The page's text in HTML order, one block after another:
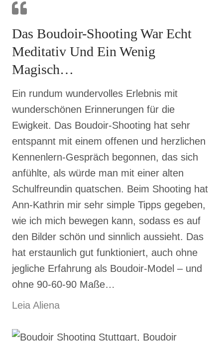
Das Boudoir-Shooting War Echt
Meditativ Und Ein Wenig
Magisch…
Ein rundum wundervolles Erlebnis mit
wunderschönen Erinnerungen für die
Ewigkeit. Das Boudoir-Shooting hat sehr
entspannt mit einem offenen und herzlichen
Kennenlern-Gespräch begonnen, das sich
anfühlte, als würde man mit einer alten
Schulfreundin quatschen. Beim Shooting hat
Ann-Kathrin mir sehr simple Tipps gegeben,
wie ich mich bewegen kann, sodass es auf
den Bilder schön und sinnlich aussieht. Das
hat erstaunlich gut funktioniert, auch ohne
jegliche Erfahrung als Boudoir-Model – und
ohne 90-60-90 Maße…
Leia Aliena